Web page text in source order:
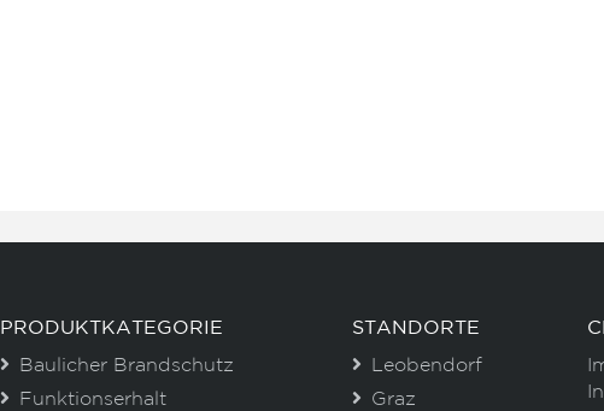
PRODUKTKATEGORIE
Baulicher Brandschutz
Funktionserhalt
STANDORTE
Leobendorf
Graz